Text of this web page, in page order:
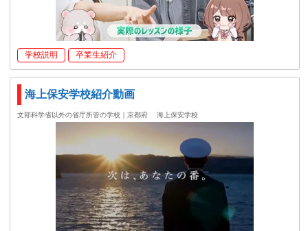
学校説明 卒業生紹介
海上保安学校紹介動画
文部科学省以外の省庁所管の学校｜京都府 海上保安学校